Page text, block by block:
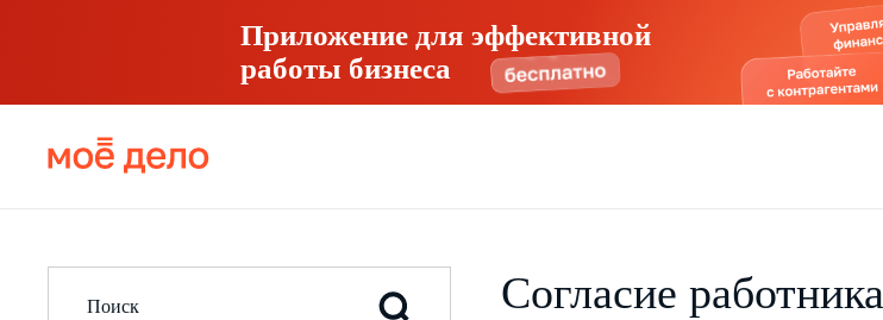
Приложение для эффективной
работы бизнеса
Согласие